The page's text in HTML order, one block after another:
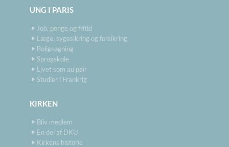
UNG I PARIS
Job, penge og fritid
Læge, sygesikring og forsikring
Boligsøgning
Sprogskole
Livet som au pair
Studier i Frankrig
KIRKEN
Bliv medlem
En del af DKU
Kirkens historie